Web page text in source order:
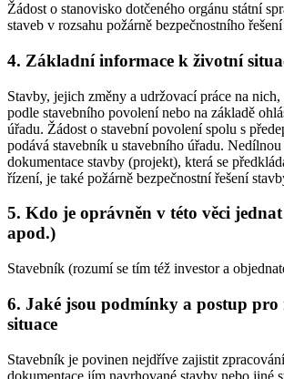
Žádost o stanovisko dotčeného orgánu státní
staveb v rozsahu požárně bezpečnostního řešení
4. Základní informace k životní
Stavby, jejich změny a udržovací práce na
podle stavebního povolení nebo na základě
úřadu. Žádost o stavební povolení spolu s
podává stavebník u stavebního úřadu.
dokumentace stavby (projekt), která se
řízení, je také požárně bezpečnostní řešení
5. Kdo je oprávněn v této věci
apod.)
Stavebník (rozumí se tím též investor a
6. Jaké jsou podmínky a postup pro
situace
Stavebník je povinen nejdříve zajistit
dokumentace jím navrhované stavby nebo jiné